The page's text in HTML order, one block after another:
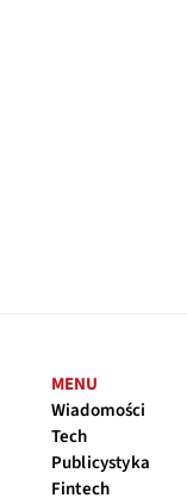
MENU
Wiadomości
Tech
Publicystyka
Fintech